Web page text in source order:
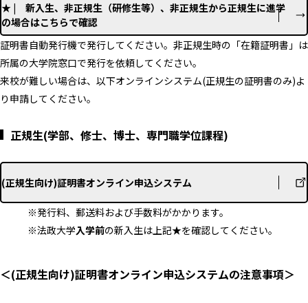
★ | 新入生、非正規生（研修生等）、非正規生から正規生に進学
の場合はこちらで確認
証明書自動発行機で発行してください。非正規生時の「在籍証明書」は
所属の大学院窓口で発行を依頼してください。
来校が難しい場合は、以下オンラインシステム(正規生の証明書のみ)よ
り申請してください。
正規生(学部、修士、博士、専門職学位課程)
(正規生向け)証明書オンライン申込システム
※発行料、郵送料および手数料がかかります。
※法政大学入学前の新入生は上記★を確認してください。
＜(正規生向け)証明書オンライン申込システムの注意事項＞